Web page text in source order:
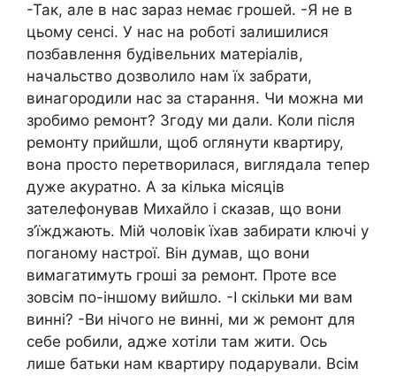
-Так, але в нас зараз немає грошей. -Я не в
цьому сенсі. У нас на роботі залишилися
позбавлення будівельних матеріалів,
начальство дозволило нам їх забрати,
винагородили нас за старання. Чи можна ми
зробимо ремонт? Згоду ми дали. Коли після
ремонту прийшли, щоб оглянути квартиру,
вона просто перетворилася, виглядала тепер
дуже акуратно. А за кілька місяців
зателефонував Михайло і сказав, що вони
з’їжджають. Мій чоловік їхав забирати ключі у
поганому настрої. Він думав, що вони
вимагатимуть гроші за ремонт. Проте все
зовсім по-іншому вийшло. -І скільки ми вам
винні? -Ви нічого не винні, ми ж ремонт для
себе робили, адже хотіли там жити. Ось
лише батьки нам квартиру подарували. Всім